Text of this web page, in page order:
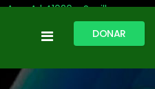
Acc. A | 41020 - Sevilla
ictussevilla@hotmail.com
DONAR